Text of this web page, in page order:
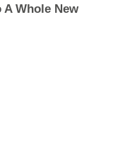
A Whole New